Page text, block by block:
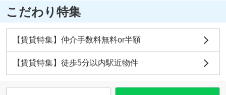
こだわり特集
【賃貸特集】仲介手数料無料or半額
【賃貸特集】徒歩5分以内駅近物件